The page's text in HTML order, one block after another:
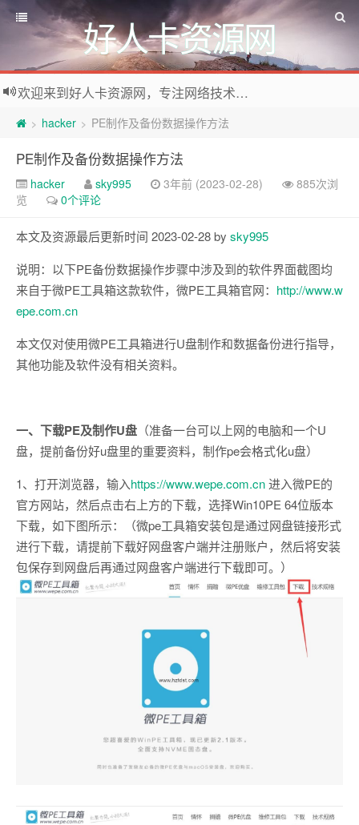
好人卡资源网
欢迎来到好人卡资源网，专注网络技术资源收集，我们不仅是网络资源的搬运工，也生产原创资源。寻找资源请留言或关注公众号:烈日下的男人
> hacker > PE制作及备份数据操作方法
PE制作及备份数据操作方法
hacker sky995 3年前 (2023-02-28)
885次浏
览
0个评论
本文及资源最后更新时间 2023-02-28 by sky995
说明：以下PE备份数据操作步骤中涉及到的软件界面截图均
来自于微PE工具箱这款软件，微PE工具箱官网： http://www.w
epe.com.cn
本文仅对使用微PE工具箱进行U盘制作和数据备份进行指导，
其他功能及软件没有相关资料。
一、 下载PE及制作U盘 （准备一台可以上网的电脑和一个U
盘，提前备份好u盘里的重要资料，制作pe会格式化u盘）
1、打开浏览器，输入https://www.wepe.com.cn进入微PE的
官方网站，然后点击右上方的下载，选择Win10PE 64位版本
下载，如下图所示：（微pe工具箱安装包是通过网盘链接形式
进行下载，请提前下载好网盘客户端并注册账户，然后将安装
包保存到网盘后再通过网盘客户端进行下载即可。）